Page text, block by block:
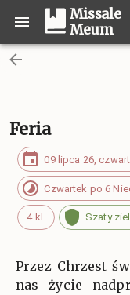
Missale
Meum
Feria
09 lipca 26,
Czwartek po 6
4 kl. Szaty
Przez Chrzest
nas życie